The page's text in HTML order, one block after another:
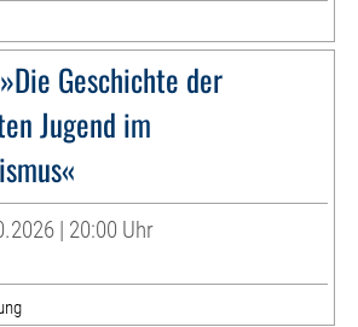
Geschichte der
Jugend im
| 20:00 Uhr